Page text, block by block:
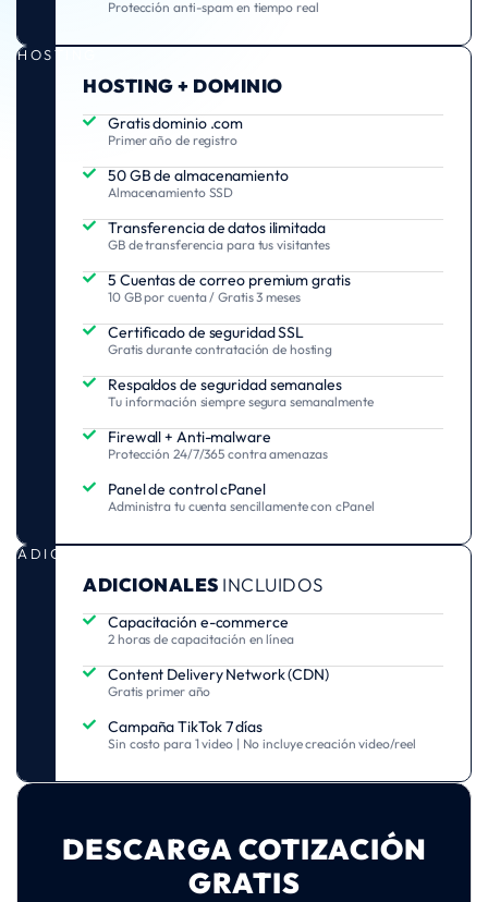
Protección anti-spam en tiempo real
HOSTING
HOSTING + DOMINIO
Gratis dominio .com
Primer año de registro
50 GB de almacenamiento
Almacenamiento SSD
Transferencia de datos ilimitada
GB de transferencia para tus visitantes
5 Cuentas de correo premium gratis
10 GB por cuenta / Gratis 3 meses
Certificado de seguridad SSL
Gratis durante contratación de hosting
Respaldos de seguridad semanales
Tu información siempre segura semanalmente
Firewall + Anti-malware
Protección 24/7/365 contra amenazas
Panel de control cPanel
Administra tu cuenta sencillamente con cPanel
ADICIONALES
ADICIONALES INCLUIDOS
Capacitación e-commerce
2 horas de capacitación en línea
Content Delivery Network (CDN)
Gratis primer año
Campaña TikTok 7 días
Sin costo para 1 video | No incluye creación video/reel
DESCARGA COTIZACIÓN
GRATIS